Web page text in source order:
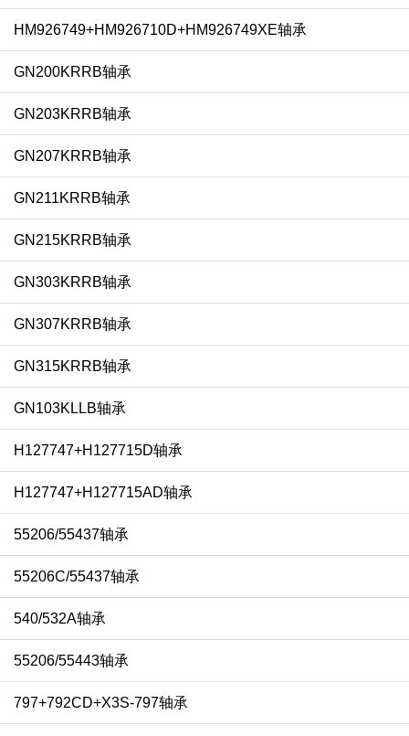
HM926749+HM926710D+HM926749XE轴承
GN200KRRB轴承
GN203KRRB轴承
GN207KRRB轴承
GN211KRRB轴承
GN215KRRB轴承
GN303KRRB轴承
GN307KRRB轴承
GN315KRRB轴承
GN103KLLB轴承
H127747+H127715D轴承
H127747+H127715AD轴承
55206/55437轴承
55206C/55437轴承
540/532A轴承
55206/55443轴承
797+792CD+X3S-797轴承